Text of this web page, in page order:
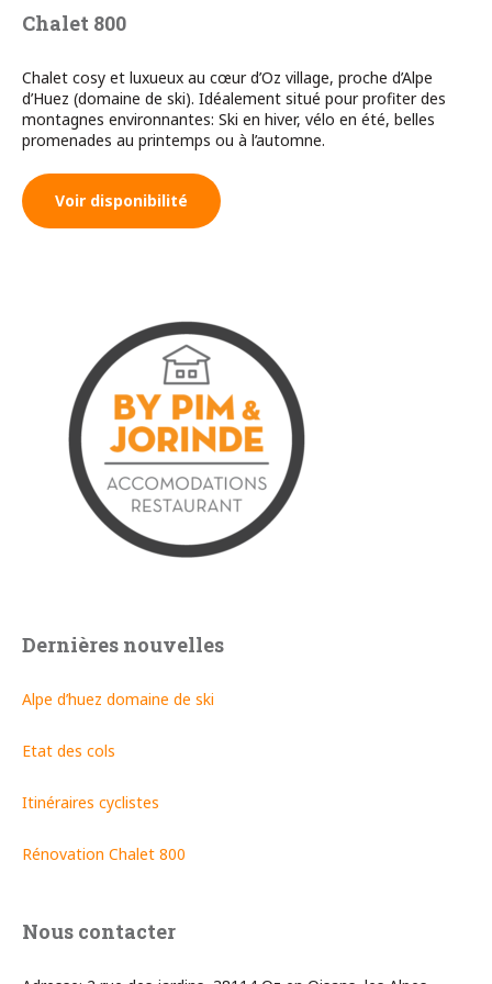
Chalet 800
Chalet cosy et luxueux au cœur d’Oz village, proche d’Alpe
d’Huez (domaine de ski). Idéalement situé pour profiter des
montagnes environnantes: Ski en hiver, vélo en été, belles
promenades au printemps ou à l’automne.
Voir disponibilité
Dernières nouvelles
Alpe d’huez domaine de ski
Etat des cols
Itinéraires cyclistes
Rénovation Chalet 800
Nous contacter